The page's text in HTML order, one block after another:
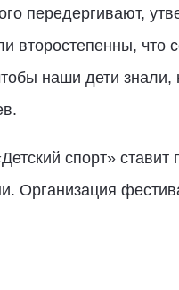
передергивают,
второстепенны, что
наши дети знали,
спорт» ставит
Организация